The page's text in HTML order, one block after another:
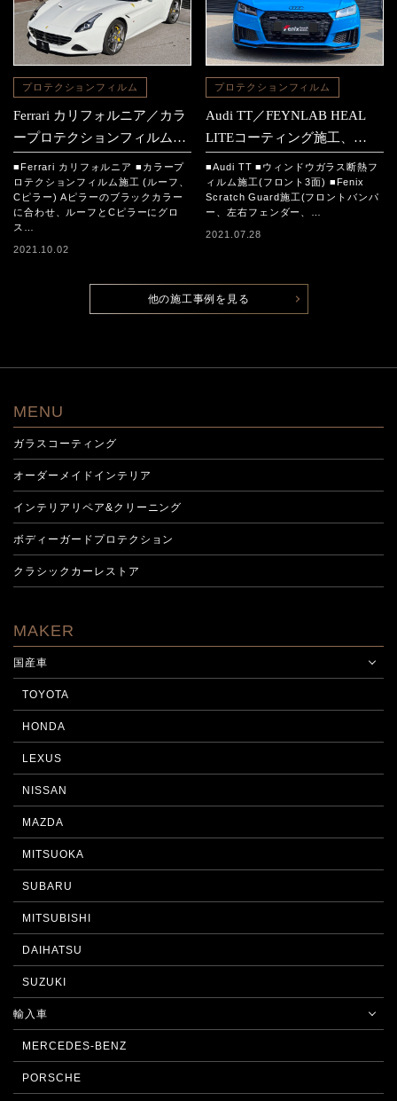
プロテクションフィルム
Ferrari カリフォルニア／カラ
ープロテクションフィルム施
工
■Ferrari カリフォルニア ■カラープ
ロテクションフィルム施工 (ルーフ、
Cピラー) Aピラーのブラックカラー
に合わせ、ルーフとCピラーにグロ
ス…
2021.10.02
プロテクションフィルム
Audi TT／FEYNLAB HEAL
LITEコーティング施工、
Fenix Scratch Guard施工ウィ
ンドウガラス断熱フィルム施
工
■Audi TT ■ウィンドウガラス断熱フ
ィルム施工(フロント3面) ■Fenix
Scratch Guard施工(フロントバンパ
ー、左右フェンダー、…
2021.07.28
他の施工事例を見る
MENU
ガラスコーティング
オーダーメイドインテリア
インテリアリペア&クリーニング
ボディーガードプロテクション
クラシックカーレストア
MAKER
国産車
TOYOTA
HONDA
LEXUS
NISSAN
MAZDA
MITSUOKA
SUBARU
MITSUBISHI
DAIHATSU
SUZUKI
輸入車
MERCEDES-BENZ
PORSCHE